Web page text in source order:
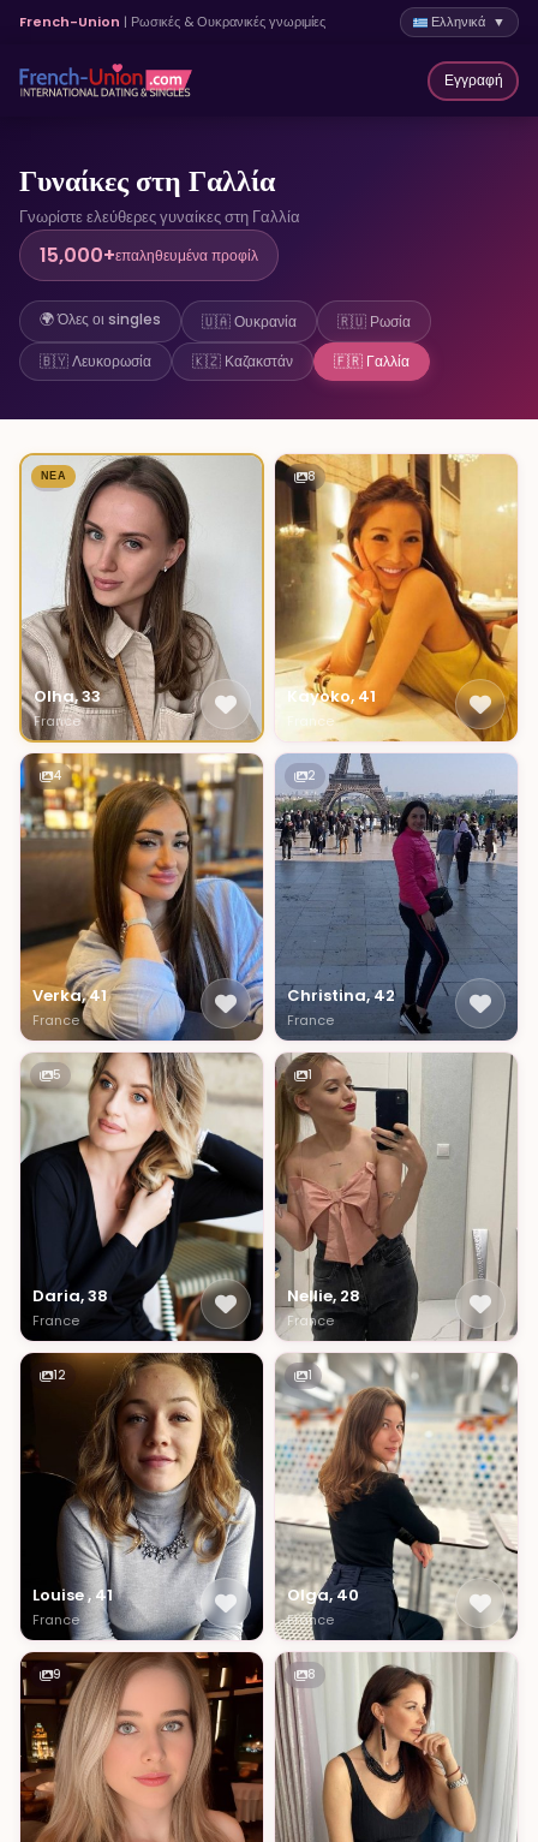
French-Union | Ρωσικές & Ουκρανικές γνωριμίες Ελληνικά ▼
Εγγραφή
Γυναίκες στη Γαλλία
Γνωρίστε ελεύθερες γυναίκες στη Γαλλία
15,000+επαληθευμένα προφίλ
🌍 Όλες οι singles 🇺🇦 Ουκρανία
🇷🇺 Ρωσία
🇧🇾 Λευκορωσία
🇰🇿 Καζακστάν 🇫🇷 Γαλλία
1
ΝΈΑ
Olha, 33
France
8
Kayoko, 41
France
4
Verka, 41
France
2
Christina, 42
France
5
Daria, 38
France
1
Nellie, 28
France
12
Louise , 41
France
1
Olga, 40
France
9 8